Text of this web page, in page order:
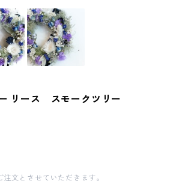
リース スモークツリー
文とさせていただきます。